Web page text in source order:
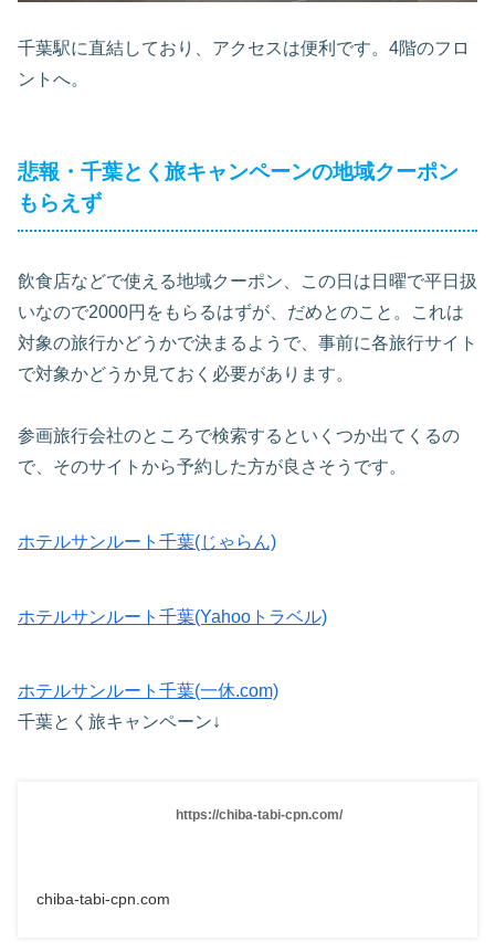
千葉駅に直結しており、アクセスは便利です。4階のフロ
ントへ。
悲報・千葉とく旅キャンペーンの地域クーポン
もらえず
飲食店などで使える地域クーポン、この日は日曜で平日扱
いなので2000円をもらるはずが、だめとのこと。これは
対象の旅行かどうかで決まるようで、事前に各旅行サイト
で対象かどうか見ておく必要があります。
参画旅行会社のところで検索するといくつか出てくるの
で、そのサイトから予約した方が良さそうです。
ホテルサンルート千葉(じゃらん)
ホテルサンルート千葉(Yahooトラベル)
ホテルサンルート千葉(一休.com)
千葉とく旅キャンペーン↓
https://chiba-tabi-cpn.com/
chiba-tabi-cpn.com